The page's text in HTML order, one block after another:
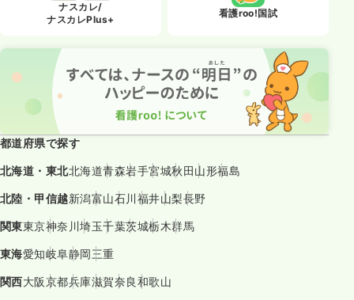
ナスカレ/
ナスカレPlus+
看護roo!国試
都道府県で探す
北海道・東北北海道青森岩手宮城秋田山形福島
北陸・甲信越新潟富山石川福井山梨長野
関東東京神奈川埼玉千葉茨城栃木群馬
東海愛知岐阜静岡三重
関西大阪京都兵庫滋賀奈良和歌山